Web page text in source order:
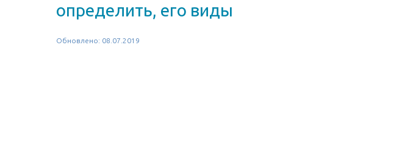
определить, его виды
Обновлено: 08.07.2019